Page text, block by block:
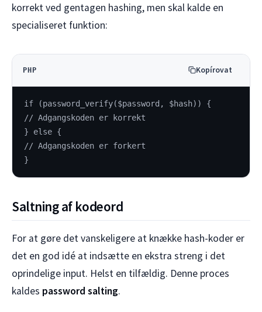
korrekt ved gentagen hashing, men skal kalde en
specialiseret funktion:
PHP Kopírovat
if (password_verify($password, $hash)) {
// Adgangskoden er korrekt
} else {
// Adgangskoden er forkert
}
Saltning af kodeord
For at gøre det vanskeligere at knække hash-koder er
det en god idé at indsætte en ekstra streng i det
oprindelige input. Helst en tilfældig. Denne proces
kaldes password salting.